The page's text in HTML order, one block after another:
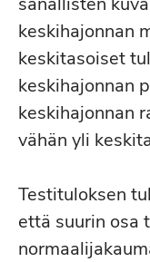
keskihajonnan
keskitasoiset
keskihajonnan
keskihajonnan
vähän yli
Testituloksen
että suurin osa